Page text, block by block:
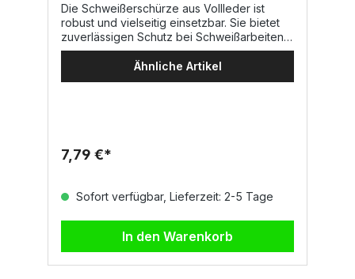
Die Schweißerschürze aus Vollleder ist
robust und vielseitig einsetzbar. Sie bietet
zuverlässigen Schutz bei Schweißarbeiten
und überzeugt durch ihre abnehmbaren
Schulterriemen, die für zusätzlichen
Tragekomfort sorgen. Dank der
Schweißerschürze aus Vollleder bestellen
Ähnliche Artikel
7,79 €*
Sofort verfügbar, Lieferzeit: 2-5 Tage
In den Warenkorb